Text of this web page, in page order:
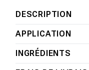
DESCRIPTION
APPLICATION
INGRÉDIENTS